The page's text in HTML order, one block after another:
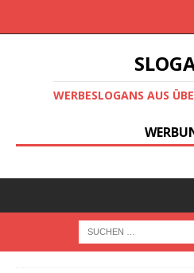
WERBESLOGANS AUS